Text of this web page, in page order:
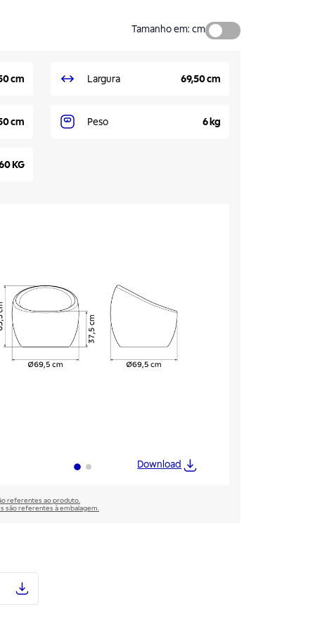
Tamanho em: cm
cm Largura 69,50 cm
cm Peso 6 kg
KG
Download
referentes ao produto.
são referentes à embalagem.